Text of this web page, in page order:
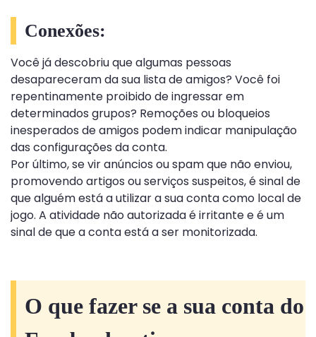
Conexões:
Você já descobriu que algumas pessoas
desapareceram da sua lista de amigos? Você foi
repentinamente proibido de ingressar em
determinados grupos? Remoções ou bloqueios
inesperados de amigos podem indicar manipulação
das configurações da conta.
Por último, se vir anúncios ou spam que não enviou,
promovendo artigos ou serviços suspeitos, é sinal de
que alguém está a utilizar a sua conta como local de
jogo. A atividade não autorizada é irritante e é um
sinal de que a conta está a ser monitorizada.
O que fazer se a sua conta do